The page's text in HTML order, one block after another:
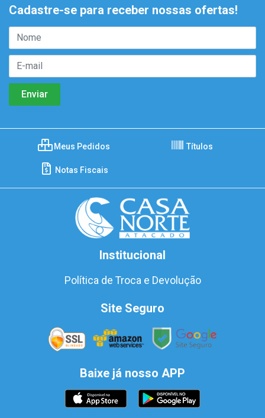
Cadastre-se para receber nossas ofertas!
Meus Pedidos Títulos
Notas Fiscais
Institucional
Política de Troca e Devolução
Site Seguro
Baixe já nosso APP